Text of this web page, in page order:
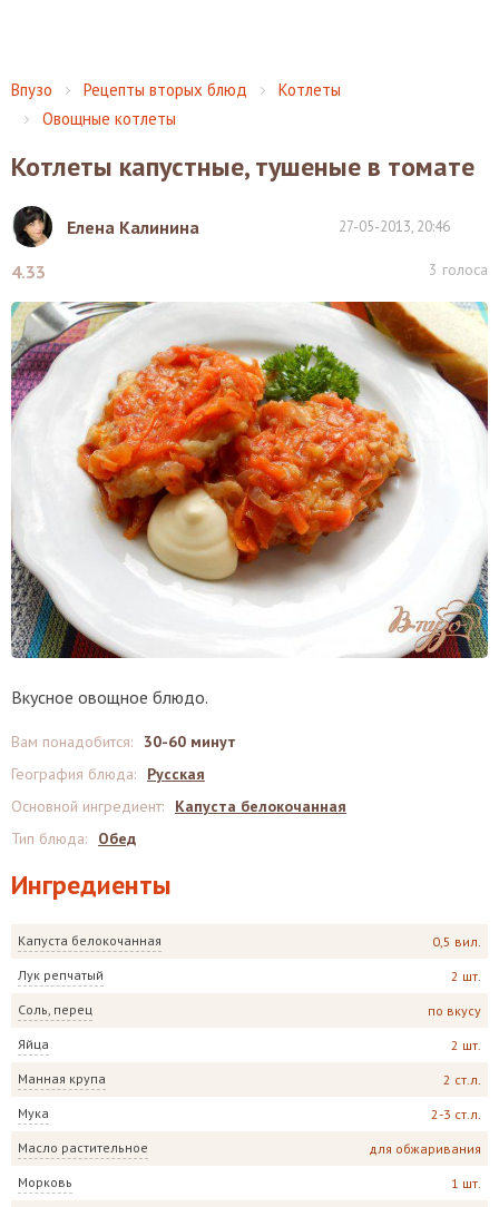
Впузо Рецепты вторых блюд
Котлеты
Овощные котлеты
Котлеты капустные, тушеные в томате
Елена Калинина 27-05-2013, 20:46
4.33 3 голоса
Вкусное овощное блюдо.
Ингредиенты
Капуста белокочанная 0,5 вил.
Лук репчатый 2 шт.
Соль, перец по вкусу
Яйца 2 шт.
Манная крупа 2 ст.л.
Мука 2-3 ст.л.
Масло растительное для обжаривания
Морковь 1 шт.
Вам понадобится:
30-60 минут
География блюда:
Русская
Основной ингредиент:
Капуста белокочанная
Тип блюда: Обед